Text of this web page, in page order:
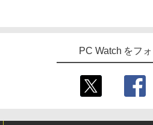
PC Watch をフ